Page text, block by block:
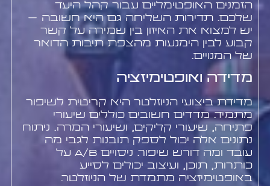
הזמנים האופטימליים עבור קהל היעד
שלכם. תדירות השליחה גם היא חשובה –
יש למצוא את האיזון בין שמירה על קשר
קבוע לבין הימנעות מהצפת תיבות הדואר
של המנויים.
מדידה ואופטימיזציה
מדידת ביצועי הניוזלטר היא קריטית לשיפור
מתמיד. מדדים חשובים כוללים שיעורי
פתיחה, שיעורי קליקים, ושיעורי המרה. ניתוח
נתונים אלה יכול לספק תובנות לגבי מה
עובד ומה דורש שיפור. ניסויים A/B על
כותרות, תוכן, ועיצוב יכולים לסייע
באופטימיזציה מתמדת של הניוזלטר.